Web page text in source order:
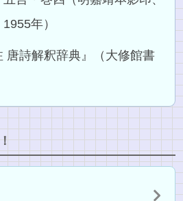
年）
唐詩解釈辞典』（大修館書